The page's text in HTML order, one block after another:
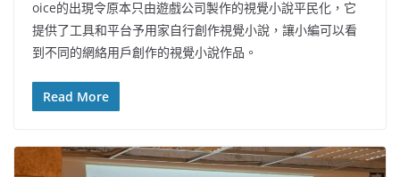
oice的出現令原本只由遊戲公司製作的視覺小說平民化，它
提供了工具和平台予用家自行創作視覺小說，讓小編可以看
到不同的網絡用戶創作的視覺小說作品。
Read More